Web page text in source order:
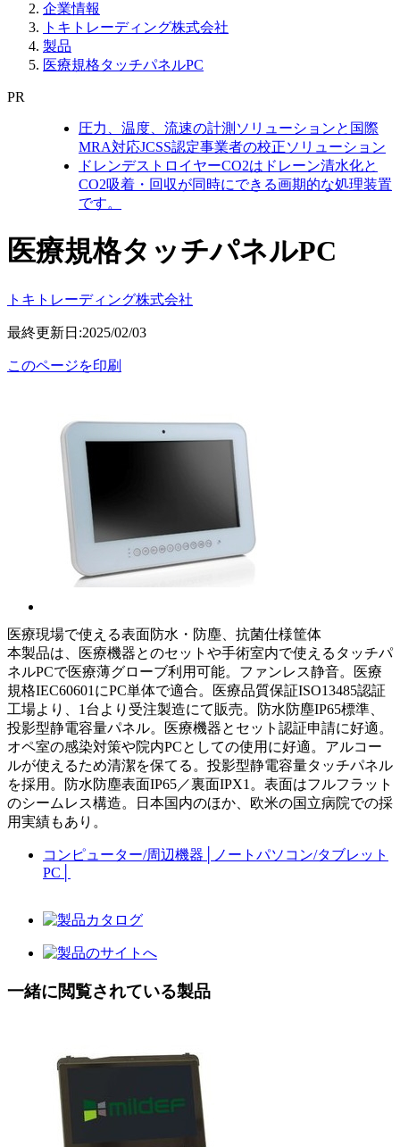
企業情報
トキトレーディング株式会社
製品
医療規格タッチパネルPC
PR
圧力、温度、流速の計測ソリューションと国際
MRA対応JCSS認定事業者の校正ソリューション
ドレンデストロイヤーCO2はドレーン清水化と
CO2吸着・回収が同時にできる画期的な処理装置
です。
医療規格タッチパネルPC
トキトレーディング株式会社
最終更新日:2025/02/03
このページを印刷
医療現場で使える表面防水・防塵、抗菌仕様筐体
本製品は、医療機器とのセットや手術室内で使えるタッチパ
ネルPCで医療薄グローブ利用可能。ファンレス静音。医療
規格IEC60601にPC単体で適合。医療品質保証ISO13485認証
工場より、1台より受注製造にて販売。防水防塵IP65標準、
投影型静電容量パネル。医療機器とセット認証申請に好適。
オペ室の感染対策や院内PCとしての使用に好適。アルコー
ルが使えるため清潔を保てる。投影型静電容量タッチパネル
を採用。防水防塵表面IP65／裏面IPX1。表面はフルフラット
のシームレス構造。日本国内のほか、欧米の国立病院での採
用実績もあり。
コンピューター/周辺機器
ノートパソコン/タブレット
PC
一緒に閲覧されている製品